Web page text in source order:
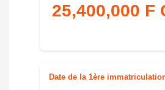
25,400,000 F
Date de la 1ère